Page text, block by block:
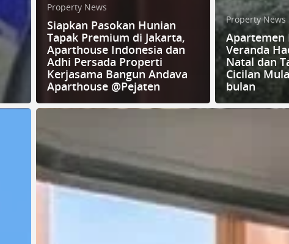
Property News
Siapkan Pasokan Hunian
Tapak Premium di Jakarta,
Aparthouse Indonesia dan
Adhi Persada Properti
Kerjasama Bangun Andava
Aparthouse @Pejaten
Property News
Apartemen
Veranda
Natal dan
Cicilan
bulan